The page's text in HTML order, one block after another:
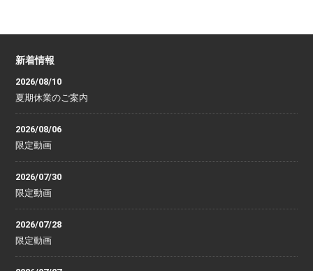
新着情報
2026/08/10
夏期休業のご案内
2026/08/06
限定動画
2026/07/30
限定動画
2026/07/28
限定動画